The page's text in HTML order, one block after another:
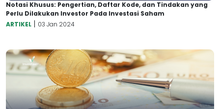
Notasi Khusus: Pengertian, Daftar Kode, dan Tindakan yang
Perlu Dilakukan Investor Pada Investasi Saham
ARTIKEL | 03 Jan 2024